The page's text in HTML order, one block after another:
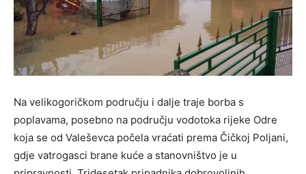
Na velikogoričkom području i dalje traje borba s
poplavama, posebno na području vodotoka rijeke Odre
koja se od Valeševca počela vraćati prema Čičkoj Poljani,
gdje vatrogasci brane kuće a stanovništvo je u